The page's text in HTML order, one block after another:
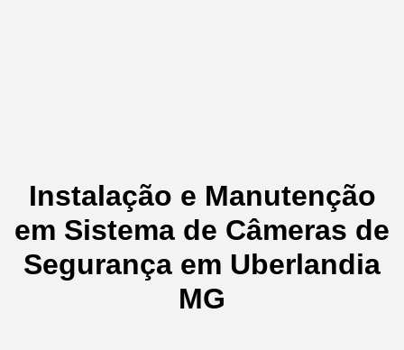
Instalação e Manutenção
em Sistema de Câmeras de
Segurança em Uberlandia
MG